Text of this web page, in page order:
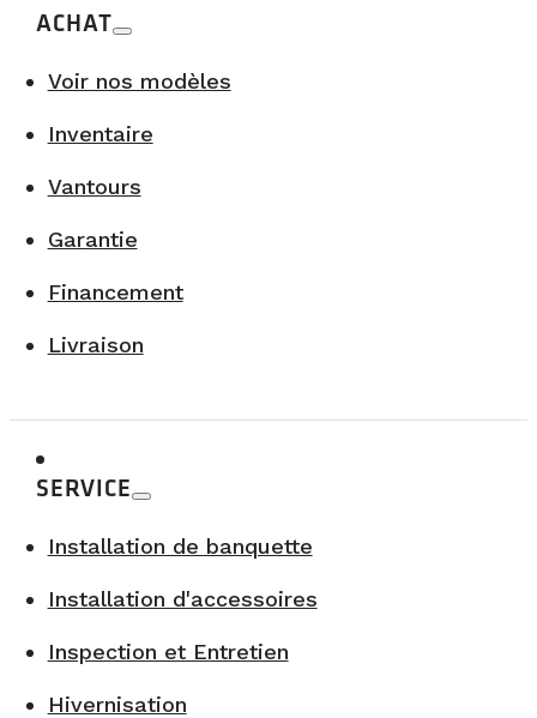
ACHAT
Voir nos modèles
Inventaire
Vantours
Garantie
Financement
Livraison
SERVICE
Installation de banquette
Installation d'accessoires
Inspection et Entretien
Hivernisation